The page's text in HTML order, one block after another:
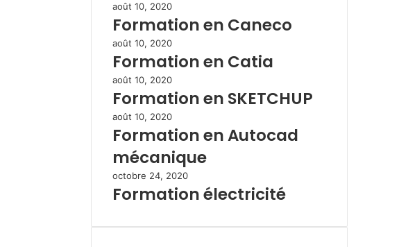
août 10, 2020
Formation en Caneco
août 10, 2020
Formation en Catia
août 10, 2020
Formation en SKETCHUP
août 10, 2020
Formation en Autocad
mécanique
octobre 24, 2020
Formation électricité